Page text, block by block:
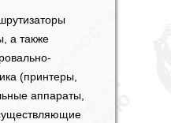
а также
(принтеры,
аппараты,